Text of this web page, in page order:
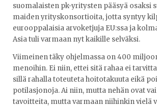
suomalaisten pk-yritysten pääsyä osaksi
maiden yrityskonsortioita, jotta syntyy
eurooppalaisia arvoketjuja EU:ssa ja
Asia tuli varmaan nyt kaikille selväksi.
Viimeinen täky ohjelmassa on 400
menoihin. Ei niin, ettei sitä rahaa ei
sillä rahalla toteuteta hoitotakuuta eikä
potilasjonoja. Ai niin, mutta nehän ovat
tavoitteita, mutta varmaan niihinkin vielä